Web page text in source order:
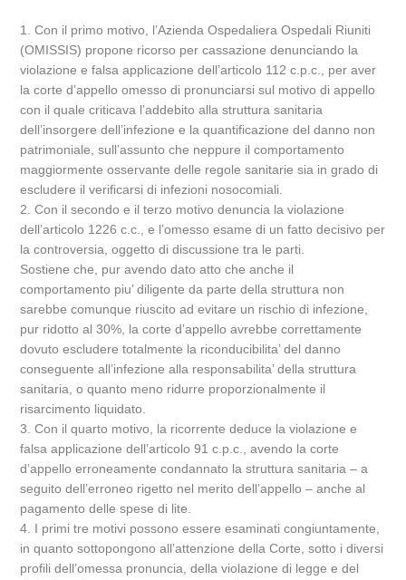
1. Con il primo motivo, l’Azienda Ospedaliera Ospedali Riuniti
(OMISSIS) propone ricorso per cassazione denunciando la
violazione e falsa applicazione dell’articolo 112 c.p.c., per aver
la corte d’appello omesso di pronunciarsi sul motivo di appello
con il quale criticava l’addebito alla struttura sanitaria
dell’insorgere dell’infezione e la quantificazione del danno non
patrimoniale, sull’assunto che neppure il comportamento
maggiormente osservante delle regole sanitarie sia in grado di
escludere il verificarsi di infezioni nosocomiali.
2. Con il secondo e il terzo motivo denuncia la violazione
dell’articolo 1226 c.c., e l’omesso esame di un fatto decisivo per
la controversia, oggetto di discussione tra le parti.
Sostiene che, pur avendo dato atto che anche il
comportamento piu’ diligente da parte della struttura non
sarebbe comunque riuscito ad evitare un rischio di infezione,
pur ridotto al 30%, la corte d’appello avrebbe correttamente
dovuto escludere totalmente la riconducibilita’ del danno
conseguente all’infezione alla responsabilita’ della struttura
sanitaria, o quanto meno ridurre proporzionalmente il
risarcimento liquidato.
3. Con il quarto motivo, la ricorrente deduce la violazione e
falsa applicazione dell’articolo 91 c.p.c., avendo la corte
d’appello erroneamente condannato la struttura sanitaria – a
seguito dell’erroneo rigetto nel merito dell’appello – anche al
pagamento delle spese di lite.
4. I primi tre motivi possono essere esaminati congiuntamente,
in quanto sottopongono all’attenzione della Corte, sotto i diversi
profili dell’omessa pronuncia, della violazione di legge e del